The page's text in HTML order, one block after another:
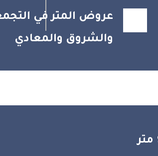
عروض المتر في
والشروق والمعادي